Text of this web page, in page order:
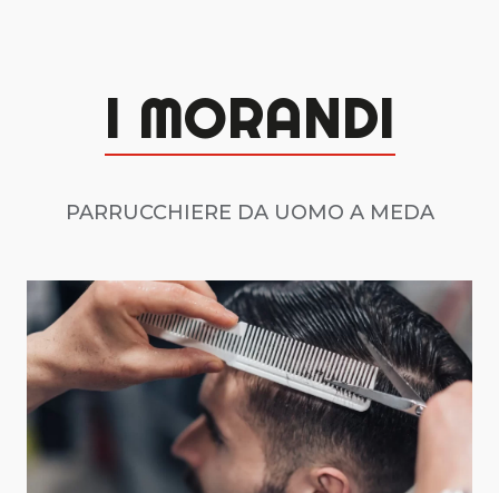
I MORANDI
PARRUCCHIERE DA UOMO A MEDA